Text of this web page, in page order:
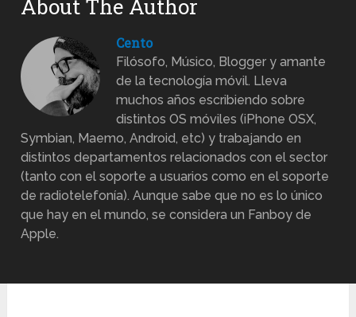
About The Author
Cento
Filósofo, Músico, Blogger y amante
de la tecnología móvil. Lleva
muchos años escribiendo sobre
distintos OS móviles (iPhone OSX,
Symbian, Maemo, Android, etc) y trabajando en
distintos departamentos relacionados con el sector
(tanto con el soporte a usuarios como en el soporte
de radiotelefonía). Aunque sabe que no es lo único
que hay en el mundo, se considera un Fanboy de
Apple.